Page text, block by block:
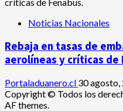
Noticias Nacionales
Rebaja en tasas de
aerolíneas y críticas de
Portaladuanero.cl 30 agosto,
Copyright © Todos los
AF themes.